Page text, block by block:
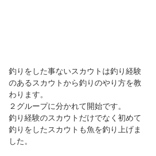
釣りをした事ないスカウトは釣り経験
のあるスカウトから釣りのやり方を教
わります。
２グループに分かれて開始です。
釣り経験のスカウトだけでなく初めて
釣りをしたスカウトも魚を釣り上げま
した。